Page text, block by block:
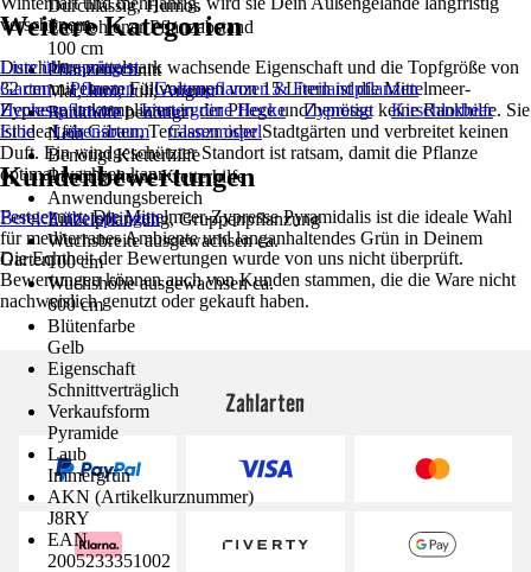
Durchlässig, Humos
Empfohlener Pflanzabstand
100 cm
Pflanzenschnitt
Mai, Juni, Juli, August
Rankhilfe benötigt
Nein
Benötigt Kletterhilfe
Benötigt keine Kletterhilfe
Anwendungsbereich
Einzelpflanzung, Gruppenpflanzung
Wuchsbreite ausgewachsen ca.
100 cm
Wuchshöhe ausgewachsen ca.
600 cm
Blütenfarbe
Gelb
Eigenschaft
Schnittverträglich
Verkaufsform
Pyramide
Laub
Immergrün
AKN (Artikelkurznummer)
J8RY
EAN
2005233351002
verschönern.
Durch ihre mittelstark wachsende Eigenschaft und die Topfgröße von
32 cm mit einem Füllvolumen von 15 Litern ist die Mittelmeer-
Zypresse unkompliziert in der Pflege und benötigt keine Rankhilfe. Sie
ist ideal für Gärten, Terrassen oder Stadtgärten und verbreitet keinen
Duft. Ein windgeschützter Standort ist ratsam, damit die Pflanze
optimal wachsen kann.
Festgezurrt: Die Mittelmeer-Zypresse Pyramidalis ist die ideale Wahl
für mediterranes Ambiente und langanhaltendes Grün in Deinem
Garten.
Weitere Kategorien
Liste überspringen
Garten
Pflanzen
Gartenpflanzen & Freilandpflanzen
Heckenpflanzen
Immergrüne Hecke Zypresse
Kirschlorbeer
Eibe
Lebensbaum Glanzmispel
Kundenbewertungen
Bereich überspringen
Die Echtheit der Bewertungen wurde von uns nicht überprüft.
Bewertungen können auch von Kunden stammen, die die Ware nicht
nachweislich genutzt oder gekauft haben.
Zahlarten